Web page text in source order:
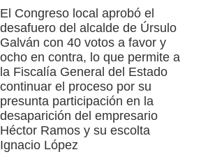
El Congreso local aprobó el
desafuero del alcalde de Úrsulo
Galván con 40 votos a favor y
ocho en contra, lo que permite a
la Fiscalía General del Estado
continuar el proceso por su
presunta participación en la
desaparición del empresario
Héctor Ramos y su escolta
Ignacio López